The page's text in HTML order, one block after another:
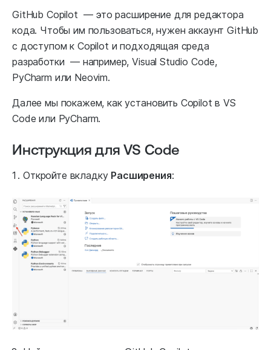
GitHub Copilot — это расширение для редактора
кода. Чтобы им пользоваться, нужен аккаунт GitHub
с доступом к Copilot и подходящая среда
разработки — например, Visual Studio Code,
PyCharm или Neovim.
Далее мы покажем, как установить Copilot в VS
Code или PyCharm.
Инструкция для VS Code
Откройте вкладку Расширения: